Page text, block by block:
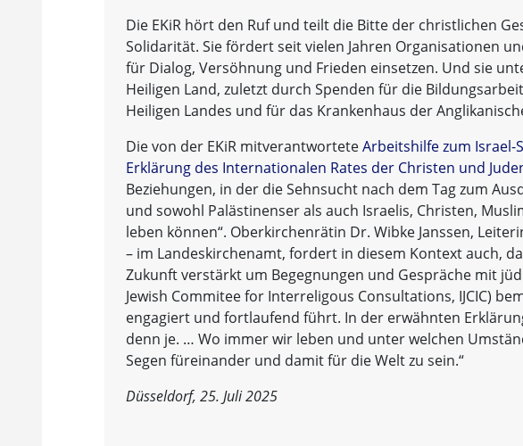
Die EKiR hört den Ruf und teilt die Bitte der christlichen
Solidarität. Sie fördert seit vielen Jahren Organisationen
für Dialog, Versöhnung und Frieden einsetzen. Und sie
Heiligen Land, zuletzt durch Spenden für die
Heiligen Landes und für das Krankenhaus der
Die von der EKiR mitverantworteteArbeitshilfe zum Israel-
Erklärung des Internationalen Rates der Christen und Juden
Beziehungen, in der die Sehnsucht nach dem Tag zum
und sowohl Palästinenser als auch Israelis, Christen,
leben können“. Oberkirchenrätin Dr. Wibke Janssen,
– im Landeskirchenamt, fordert in diesem Kontext auch,
Zukunft verstärkt um Begegnungen und Gespräche mit
Jewish Commitee for Interreligous Consultations, IJCIC)
engagiert und fortlaufend führt. In der erwähnten
denn je. … Wo immer wir leben und unter welchen
Segen füreinander und damit für die Welt zu sein.“
Düsseldorf, 25. Juli 2025